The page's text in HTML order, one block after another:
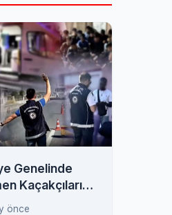
Genelinde
Kaçakçılarına
52 Gözaltı
önce